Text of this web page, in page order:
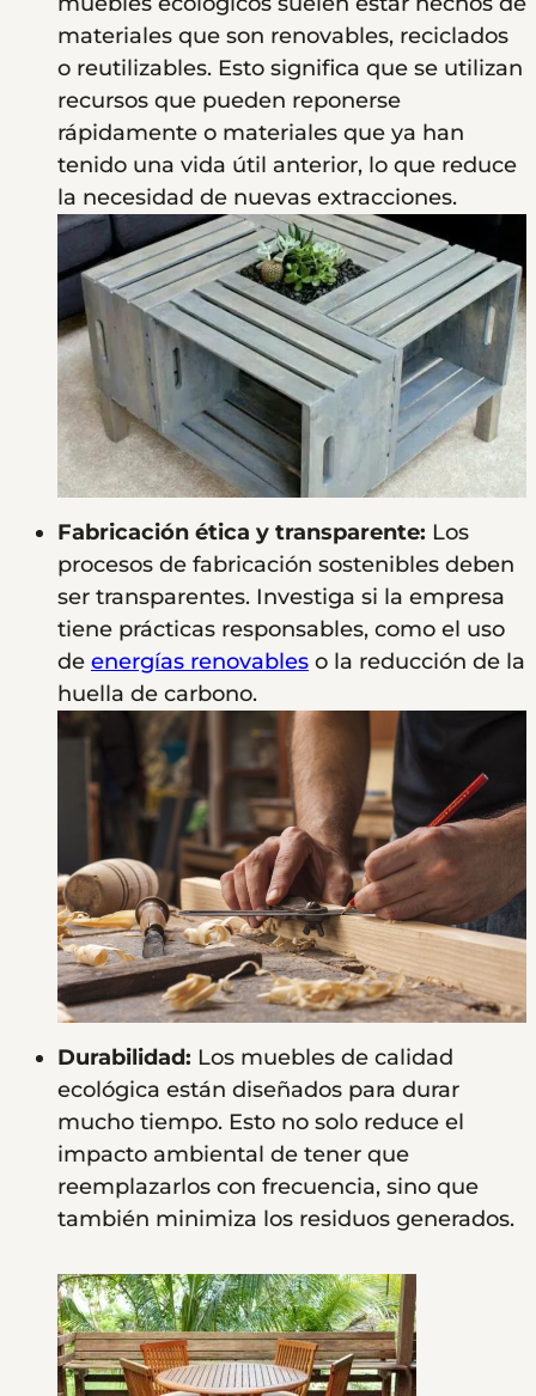
materiales que son renovables, reciclados
o reutilizables. Esto significa que se utilizan
recursos que pueden reponerse
rápidamente o materiales que ya han
tenido una vida útil anterior, lo que reduce
la necesidad de nuevas extracciones.
Fabricación ética y transparente: Los
procesos de fabricación sostenibles deben
ser transparentes. Investiga si la empresa
tiene prácticas responsables, como el uso
de energías renovables o la reducción de la
huella de carbono.
Durabilidad: Los muebles de calidad
ecológica están diseñados para durar
mucho tiempo. Esto no solo reduce el
impacto ambiental de tener que
reemplazarlos con frecuencia, sino que
también minimiza los residuos generados.